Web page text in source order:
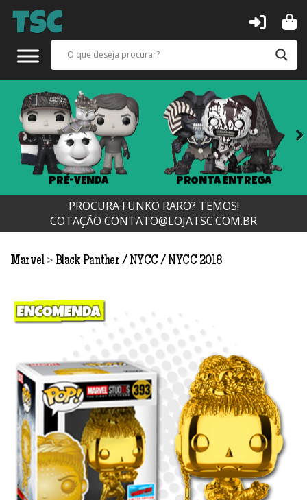
PRONTA ENTREGA
Next
PROCURA FUNKO RARO? TEMOS!
COTAÇÃO CONTATO@LOJATSC.COM.BR
Marvel > Black Panther NYCC NYCC 2018